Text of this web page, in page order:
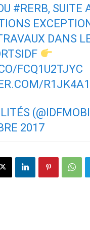
#RERB, SUITE
DANS
FCQ1U2TJYC
2017